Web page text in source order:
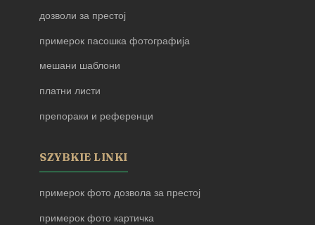
дозволи за престој
примерок пасошка фотографија
мешани шаблони
платни листи
препораки и референци
SZYBKIE LINKI
примерок фото дозвола за престој
примерок фото картичка